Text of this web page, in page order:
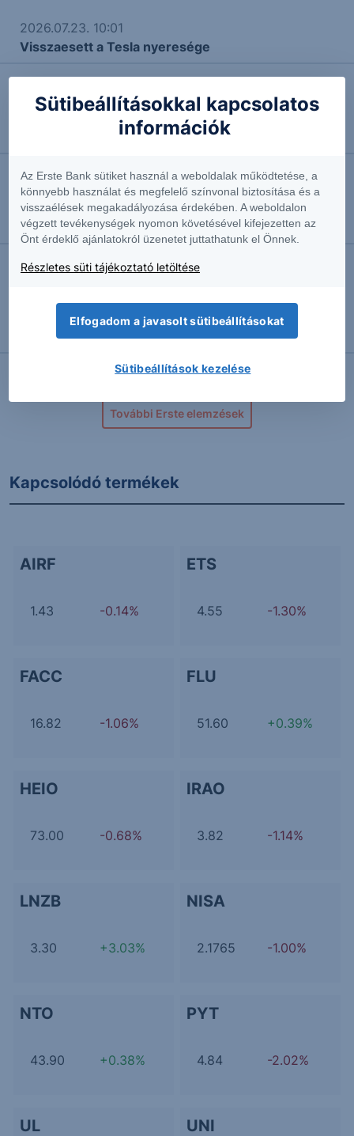
2026.07.23. 10:01
Visszaesett a Tesla nyeresége
2026.07.22. 09:40
Érdekes lépésre szánta el magát a francia
2026.07.22. 08:52
Új csúcs, majd lefordulás: APPLE - 2026/55 - napi
Szakmai vezető
2026.07.20. 16:13
árnyékában
gyakornok
További Erste elemzések
Kapcsolódó termékek
AIRF
1.43 -0.14%
ETS
4.55 -1.30%
FACC
16.82 -1.06%
FLU
51.60 +0.39%
HEIO
73.00 -0.68%
IRAO
3.82 -1.14%
LNZB
3.30 +3.03%
NISA
2.1765 -1.00%
NTO
43.90 +0.38%
PYT
4.84 -2.02%
UL UNI
Sütibeállításokkal kapcsolatos
információk
Az Erste Bank sütiket használ a weboldalak működtetése, a
könnyebb használat és megfelelő színvonal biztosítása és a
visszaélések megakadályozása érdekében. A weboldalon
végzett tevékenységek nyomon követésével kifejezetten az
Önt érdeklő ajánlatokról üzenetet juttathatunk el Önnek.
Részletes süti tájékoztató letöltése
Elfogadom a javasolt sütibeállításokat
Sütibeállítások kezelése